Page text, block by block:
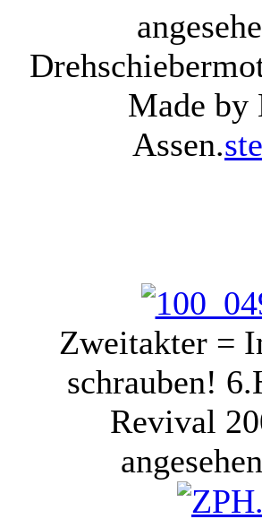
Made by
Assen.
Zweitakter =
schrauben!
Revival
angesehen